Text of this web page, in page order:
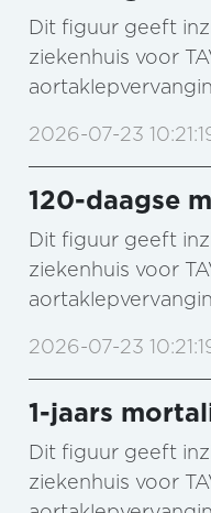
Dit figuur geeft
ziekenhuis voor
2026-07-23
120-daagse
Dit figuur geeft
ziekenhuis voor
2026-07-23
1-jaars
Dit figuur geeft
ziekenhuis voor